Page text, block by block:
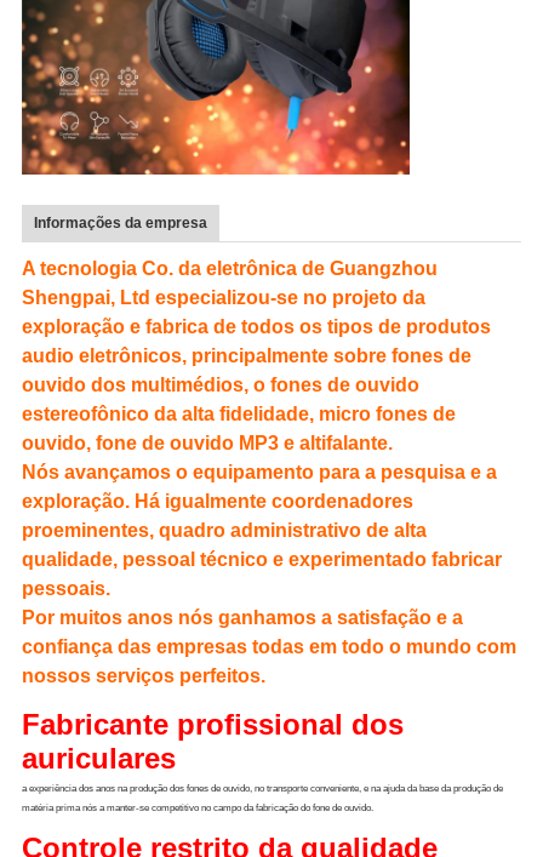
Informações da empresa
A tecnologia Co. da eletrônica de Guangzhou
Shengpai, Ltd especializou-se no projeto da
exploração e fabrica de todos os tipos de produtos
audio eletrônicos, principalmente sobre fones de
ouvido dos multimédios, o fones de ouvido
estereofônico da alta fidelidade, micro fones de
ouvido, fone de ouvido MP3 e altifalante.
Nós avançamos o equipamento para a pesquisa e a
exploração. Há igualmente coordenadores
proeminentes, quadro administrativo de alta
qualidade, pessoal técnico e experimentado fabricar
pessoais.
Por muitos anos nós ganhamos a satisfação e a
confiança das empresas todas em todo o mundo com
nossos serviços perfeitos.
Fabricante profissional dos
auriculares
a experiência dos anos na produção dos fones de ouvido, no transporte conveniente, e na ajuda da base da produção de
matéria prima nós a manter-se competitivo no campo da fabricação do fone de ouvido.
Controle restrito da qualidade